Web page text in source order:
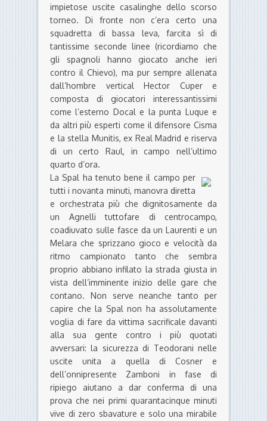
impietose uscite casalinghe dello scorso
torneo. Di fronte non c’era certo una
squadretta di bassa leva, farcita sì di
tantissime seconde linee (ricordiamo che
gli spagnoli hanno giocato anche ieri
contro il Chievo), ma pur sempre allenata
dall’hombre vertical Hector Cuper e
composta di giocatori interessantissimi
come l’esterno Docal e la punta Luque e
da altri più esperti come il difensore Cisma
e la stella Munitis, ex Real Madrid e riserva
di un certo Raul, in campo nell’ultimo
quarto d’ora.
La Spal ha tenuto bene il campo per
tutti i novanta minuti, manovra diretta
e orchestrata più che dignitosamente da
un Agnelli tuttofare di centrocampo,
coadiuvato sulle fasce da un Laurenti e un
Melara che sprizzano gioco e velocità da
ritmo campionato tanto che sembra
proprio abbiano infilato la strada giusta in
vista dell’imminente inizio delle gare che
contano. Non serve neanche tanto per
capire che la Spal non ha assolutamente
voglia di fare da vittima sacrificale davanti
alla sua gente contro i più quotati
avversari: la sicurezza di Teodorani nelle
uscite unita a quella di Cosner e
dell’onnipresente Zamboni in fase di
ripiego aiutano a dar conferma di una
prova che nei primi quarantacinque minuti
vive di zero sbavature e solo una mirabile